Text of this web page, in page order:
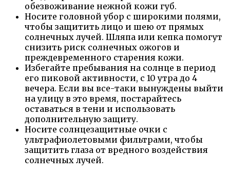
обезвоживание нежной кожи губ.
Носите головной убор с широкими полями,
чтобы защитить лицо и шею от прямых
солнечных лучей. Шляпа или кепка помогут
снизить риск солнечных ожогов и
преждевременного старения кожи.
Избегайте пребывания на солнце в период
его пиковой активности, с 10 утра до 4
вечера. Если вы все-таки вынуждены выйти
на улицу в это время, постарайтесь
оставаться в тени и использовать
дополнительную защиту.
Носите солнцезащитные очки с
ультрафиолетовыми фильтрами, чтобы
защитить глаза от вредного воздействия
солнечных лучей.